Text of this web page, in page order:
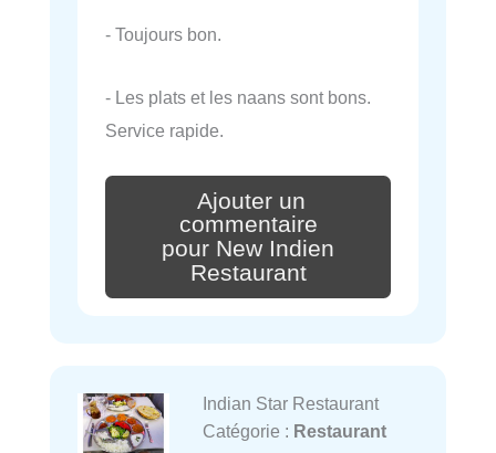
- Toujours bon.
- Les plats et les naans sont bons.
Service rapide.
Ajouter un
commentaire
pour New Indien
Restaurant
Indian Star Restaurant
Catégorie : Restaurant